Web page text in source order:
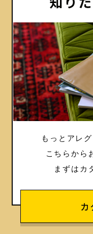
もっとアレ
こちらから
まずはカ